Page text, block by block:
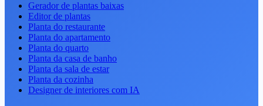
Gerador de plantas baixas
Editor de plantas
Planta do restaurante
Planta do apartamento
Planta do quarto
Planta da casa de banho
Planta da sala de estar
Planta da cozinha
Designer de interiores com IA